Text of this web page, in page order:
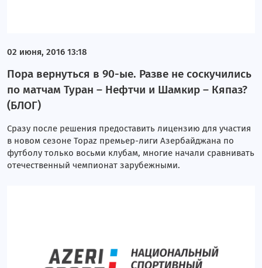
02 июня, 2016 13:18
Пора вернуться в 90-ые. Разве не соскучились
по матчам Туран – Нефтчи и Шамкир – Кяпаз?
(БЛОГ)
Сразу после решения предоставить лицензию для участия
в новом сезоне Topaz премьер-лиги Азербайджана по
футболу только восьми клубам, многие начали сравнивать
отечественный чемпионат зарубежными.